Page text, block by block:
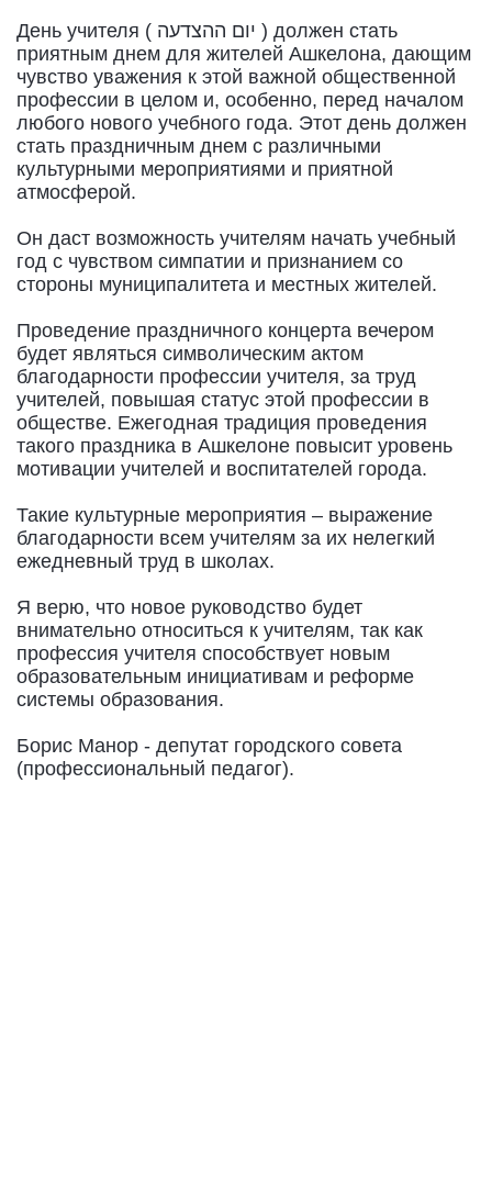
День учителя ( יום ההצדעה ) должен стать
приятным днем для жителей Ашкелона, дающим
чувство уважения к этой важной общественной
профессии в целом и, особенно, перед началом
любого нового учебного года. Этот день должен
стать праздничным днем с различными
культурными мероприятиями и приятной
атмосферой.
Он даст возможность учителям начать учебный
год с чувством симпатии и признанием со
стороны муниципалитета и местных жителей.
Проведение праздничного концерта вечером
будет являться символическим актом
благодарности профессии учителя, за труд
учителей, повышая статус этой профессии в
обществе. Ежегодная традиция проведения
такого праздника в Ашкелоне повысит уровень
мотивации учителей и воспитателей города.
Такие культурные мероприятия – выражение
благодарности всем учителям за их нелегкий
ежедневный труд в школах.
Я верю, что новое руководство будет
внимательно относиться к учителям, так как
профессия учителя способствует новым
образовательным инициативам и реформе
системы образования.
Борис Манор - депутат городского совета
(профессиональный педагог).